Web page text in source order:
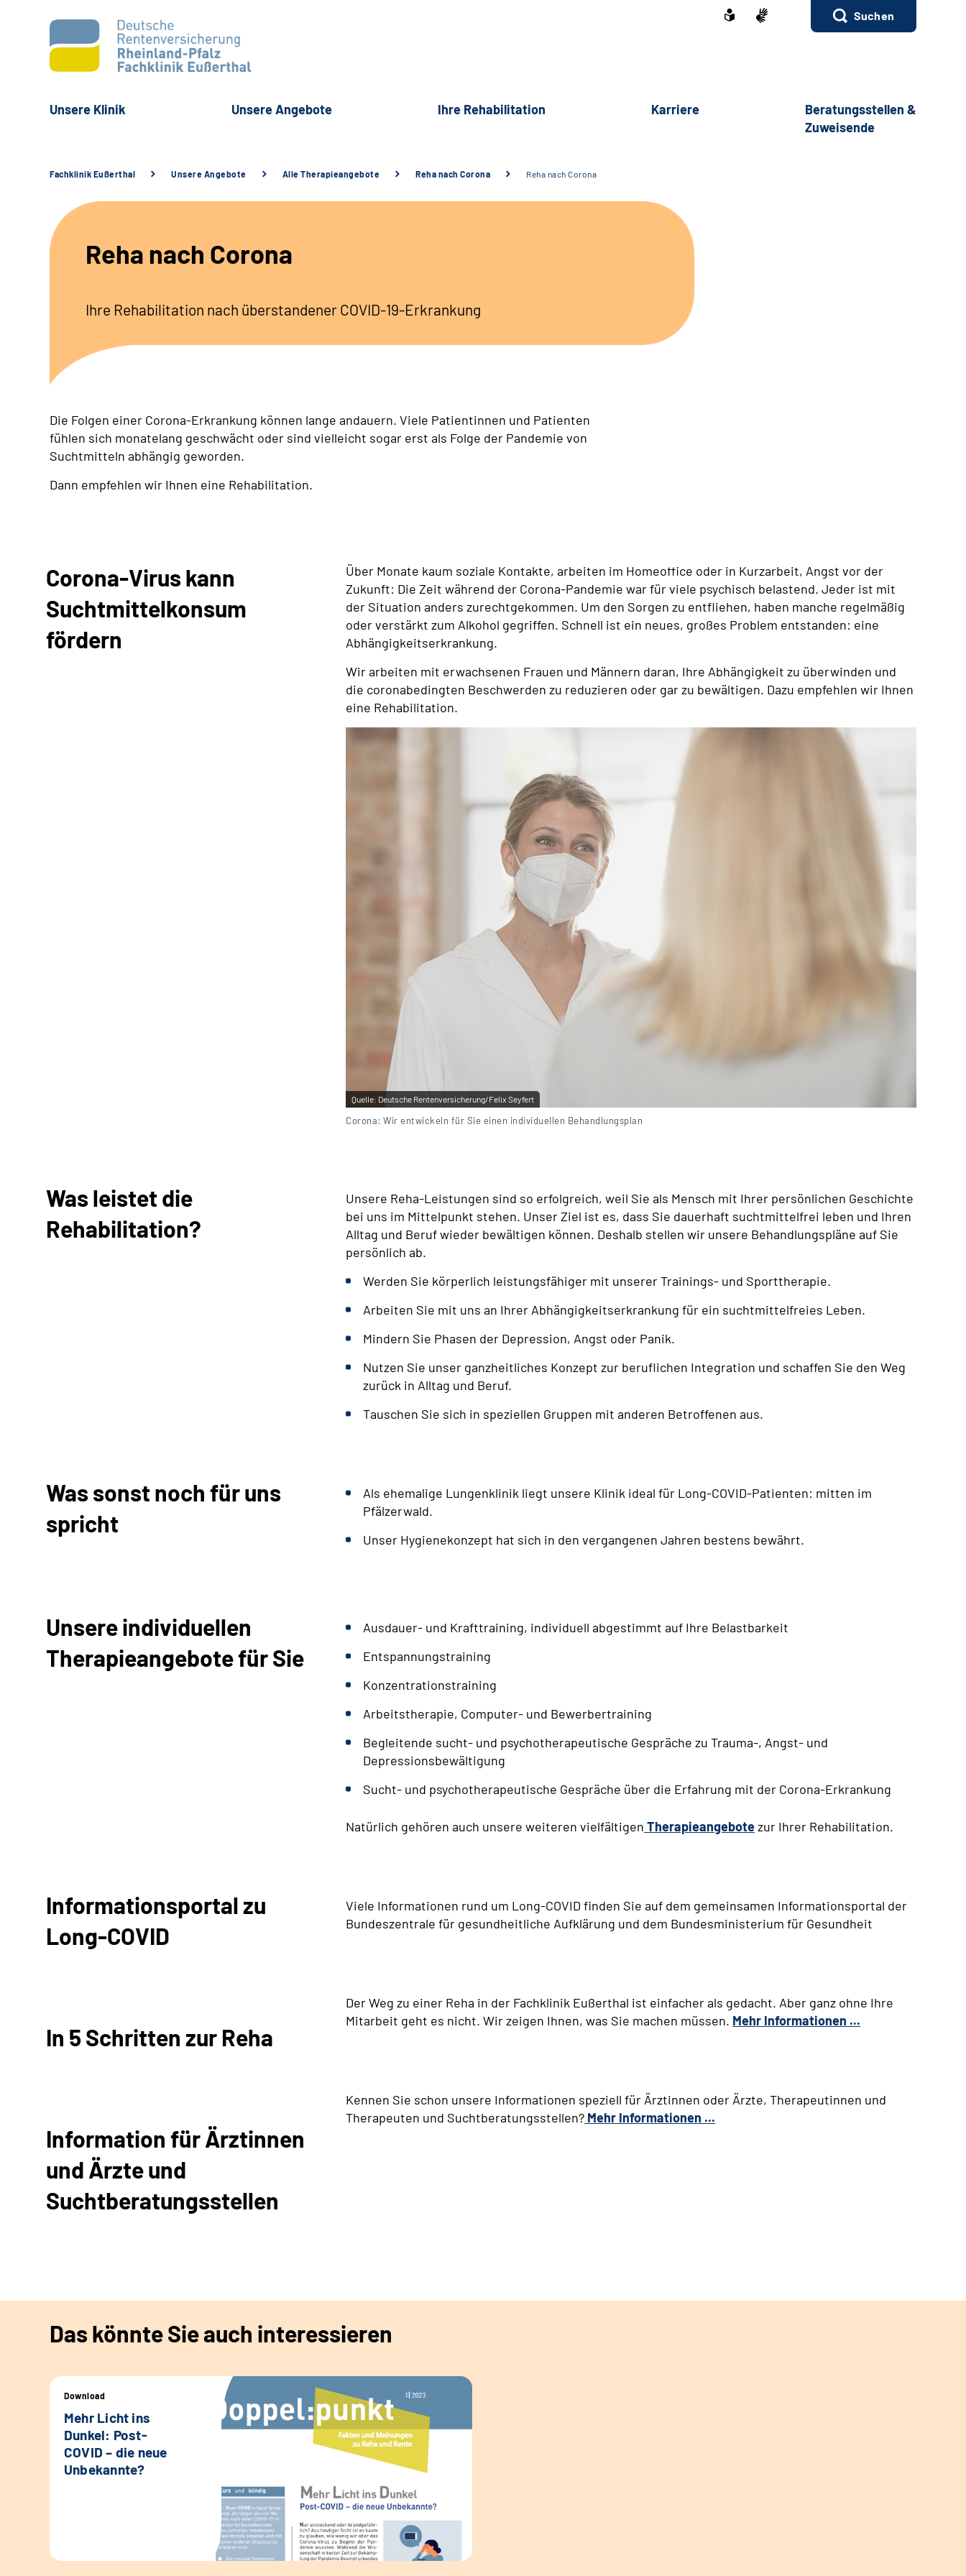
Suchen
Unsere Klinik Unsere Angebote Ihre Rehabilitation Karriere
Beratungsstellen &
Zuweisende
Fachklinik Eußerthal Unsere Angebote Alle Therapieangebote Reha nach Corona Reha nach Corona
Reha nach Corona
Ihre Rehabilitation nach überstandener COVID-19-Erkrankung
Die Folgen einer Corona-Erkrankung können lange andauern. Viele Patientinnen und Patienten
fühlen sich monatelang geschwächt oder sind vielleicht sogar erst als Folge der Pandemie von
Suchtmitteln abhängig geworden.
Dann empfehlen wir Ihnen eine Rehabilitation.
Corona-Virus kann
Suchtmittelkonsum
fördern
Über Monate kaum soziale Kontakte, arbeiten im Homeoffice oder in Kurzarbeit, Angst vor der
Zukunft: Die Zeit während der Corona-Pandemie war für viele psychisch belastend. Jeder ist mit
der Situation anders zurechtgekommen. Um den Sorgen zu entfliehen, haben manche regelmäßig
oder verstärkt zum Alkohol gegriffen. Schnell ist ein neues, großes Problem entstanden: eine
Abhängigkeitserkrankung.
Wir arbeiten mit erwachsenen Frauen und Männern daran, Ihre Abhängigkeit zu überwinden und
die coronabedingten Beschwerden zu reduzieren oder gar zu bewältigen. Dazu empfehlen wir Ihnen
eine Rehabilitation.
Quelle: Deutsche Rentenversicherung/Felix Seyfert
Corona: Wir entwickeln für Sie einen individuellen Behandlungsplan
Was leistet die
Rehabilitation?
Unsere Reha-Leistungen sind so erfolgreich, weil Sie als Mensch mit Ihrer persönlichen Geschichte
bei uns im Mittelpunkt stehen. Unser Ziel ist es, dass Sie dauerhaft suchtmittelfrei leben und Ihren
Alltag und Beruf wieder bewältigen können. Deshalb stellen wir unsere Behandlungspläne auf Sie
persönlich ab.
Werden Sie körperlich leistungsfähiger mit unserer Trainings- und Sporttherapie.
Arbeiten Sie mit uns an Ihrer Abhängigkeitserkrankung für ein suchtmittelfreies Leben.
Mindern Sie Phasen der Depression, Angst oder Panik.
Nutzen Sie unser ganzheitliches Konzept zur beruflichen Integration und schaffen Sie den Weg
zurück in Alltag und Beruf.
Tauschen Sie sich in speziellen Gruppen mit anderen Betroffenen aus.
Was sonst noch für uns
spricht
Als ehemalige Lungenklinik liegt unsere Klinik ideal für Long-COVID-Patienten: mitten im
Pfälzerwald.
Unser Hygienekonzept hat sich in den vergangenen Jahren bestens bewährt.
Unsere individuellen
Therapieangebote für Sie
Ausdauer- und Krafttraining, individuell abgestimmt auf Ihre Belastbarkeit
Entspannungstraining
Konzentrationstraining
Arbeitstherapie, Computer- und Bewerbertraining
Begleitende sucht- und psychotherapeutische Gespräche zu Trauma-, Angst- und
Depressionsbewältigung
Sucht- und psychotherapeutische Gespräche über die Erfahrung mit der Corona-Erkrankung
Natürlich gehören auch unsere weiteren vielfältigen Therapieangebotezur Ihrer Rehabilitation.
Informationsportal zu
Long-COVID
Viele Informationen rund um Long-COVID finden Sie auf dem gemeinsamen Informationsportal der
Bundeszentrale für gesundheitliche Aufklärung und dem Bundesministerium für Gesundheit
In 5 Schritten zur Reha
Der Weg zu einer Reha in der Fachklinik Eußerthal ist einfacher als gedacht. Aber ganz ohne Ihre
Mitarbeit geht es nicht. Wir zeigen Ihnen, was Sie machen müssen. Mehr Informationen ...
Information für Ärztinnen
und Ärzte und
Suchtberatungsstellen
Kennen Sie schon unsere Informationen speziell für Ärztinnen oder Ärzte, Therapeutinnen und
Therapeuten und Suchtberatungsstellen? Mehr Informationen ...
Das könnte Sie auch interessieren
Download
Mehr Licht ins
Dunkel: Post-
COVID – die neue
Unbekannte?